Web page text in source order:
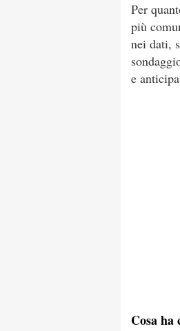
Per
più
nei dati,
e
Cosa